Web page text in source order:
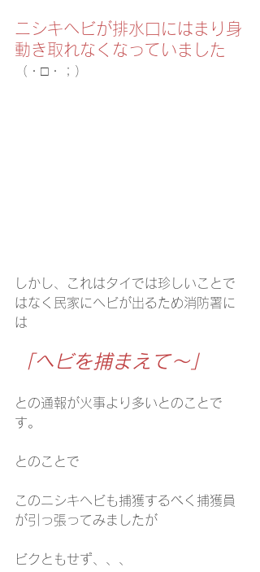
ニシキヘビが排水口にはまり身
動き取れなくなっていました
（・□・；）
しかし、これはタイでは珍しいことで
はなく民家にヘビが出るため消防署に
は
「ヘビを捕まえて～」
との通報が火事より多いとのことで
す。
とのことで
このニシキヘビも捕獲するべく捕獲員
が引っ張ってみましたが
ビクともせず、、、